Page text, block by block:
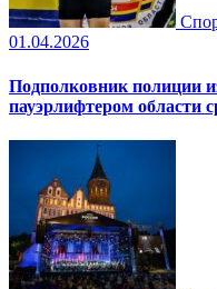
01.04.2026
Подполковник полиции
пауэрлифтером области